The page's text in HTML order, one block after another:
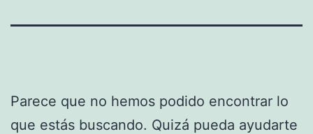
Parece que no hemos podido encontrar lo
que estás buscando. Quizá pueda ayudarte